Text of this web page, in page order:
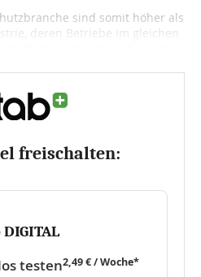
sind somit höher als
deren Betriebe im gleichen
freischalten:
testen2,49 € / Woche*